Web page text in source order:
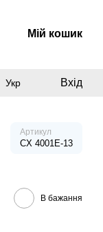
Мій кошик
Укр Вхід
Артикул
CX 4001E-13
В бажання